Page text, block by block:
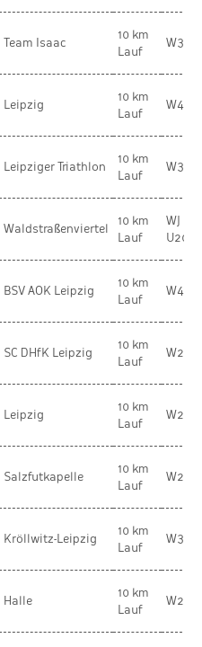
Team Isaac
10 km
Lauf
W30
Leipzig
10 km
Lauf
W40
Leipziger Triathlon
10 km
Lauf
W30
Waldstraßenviertel
10 km
Lauf
WJ
U20
BSV AOK Leipzig
10 km
Lauf
W45
SC DHfK Leipzig
10 km
Lauf
W20
Leipzig
10 km
Lauf
W20
Salzfutkapelle
10 km
Lauf
W20
Kröllwitz-Leipzig
10 km
Lauf
W30
Halle
10 km
Lauf
W20